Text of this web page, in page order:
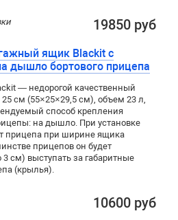
19850 руб
ящик Blackit с
дышло бортового прицепа
— недорогой качественный
см (55×25×29,5 см), объем 23 л,
способ крепления
на дышло. При установке
прицепа при ширине ящика
прицепов он будет
3 см) выступать за габаритные
(крылья).
10600 руб